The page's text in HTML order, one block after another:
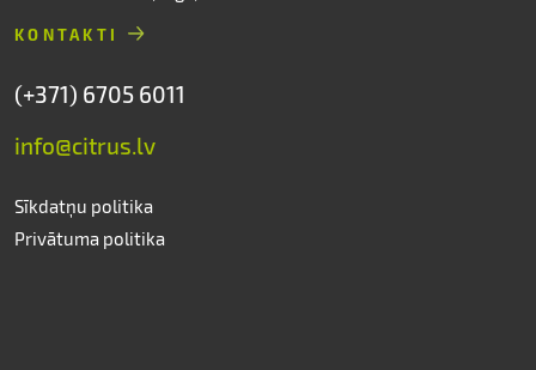
KONTAKTI
(+371) 6705 6011
info@citrus.lv
Sīkdatņu politika
Privātuma politika